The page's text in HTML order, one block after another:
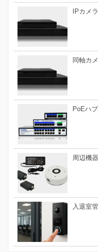
IPカメ
同軸カ
PoEハ
周辺機器
入退室